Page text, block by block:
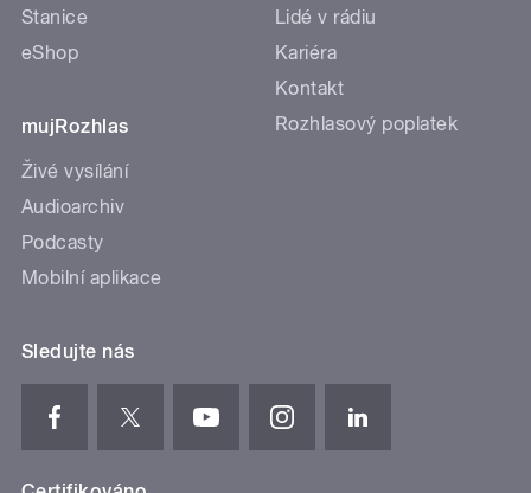
Stanice
eShop
mujRozhlas
Živé vysílání
Audioarchiv
Podcasty
Mobilní aplikace
Lidé v rádiu
Kariéra
Kontakt
Rozhlasový poplatek
Sledujte nás